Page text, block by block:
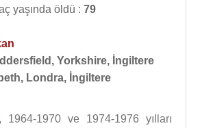
yaşında öldü : 79
Yorkshire, İngiltere
Londra, İngiltere
, 1964-1970 ve 1974-1976 yılları